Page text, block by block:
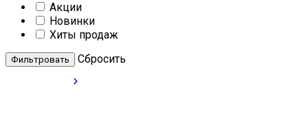
Акции
Новинки
Хиты продаж
Cбросить